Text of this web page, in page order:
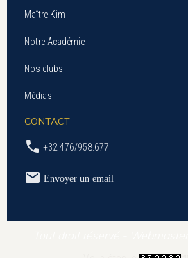
Maître Kim
Notre Académie
Nos clubs
Médias
CONTACT
+32 476/958.677
Envoyer un email